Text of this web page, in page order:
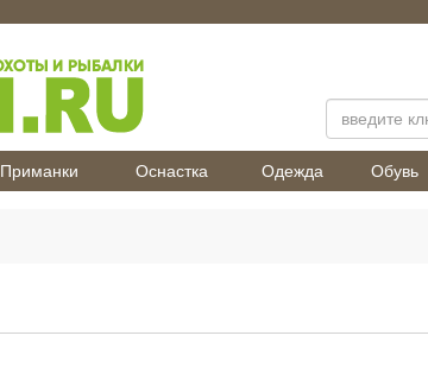
Приманки Оснастка Одежда Обувь